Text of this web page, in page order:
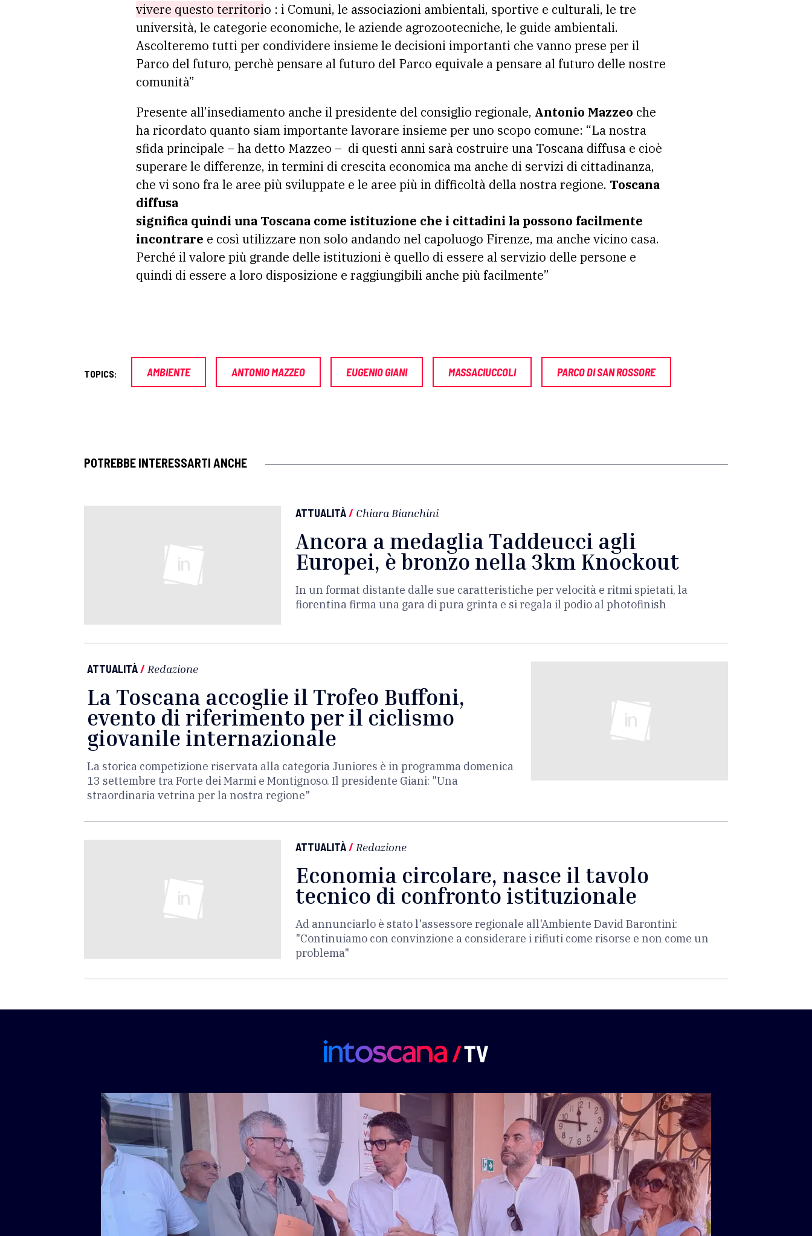
vivere questo territorio : i Comuni, le associazioni ambientali, sportive e culturali, le tre
università, le categorie economiche, le aziende agrozootecniche, le guide ambientali.
Ascolteremo tutti per condividere insieme le decisioni importanti che vanno prese per il
Parco del futuro, perchè pensare al futuro del Parco equivale a pensare al futuro delle nostre
comunità”
Presente all’insediamento anche il presidente del consiglio regionale, Antonio Mazzeo che
ha ricordato quanto siam importante lavorare insieme per uno scopo comune: “La nostra
sfida principale – ha detto Mazzeo – di questi anni sarà costruire una Toscana diffusa e cioè
superare le differenze, in termini di crescita economica ma anche di servizi di cittadinanza,
che vi sono fra le aree più sviluppate e le aree più in difficoltà della nostra regione. Toscana
diffusa
significa quindi una Toscana come istituzione che i cittadini la possono facilmente
incontrare e così utilizzare non solo andando nel capoluogo Firenze, ma anche vicino casa.
Perché il valore più grande delle istituzioni è quello di essere al servizio delle persone e
quindi di essere a loro disposizione e raggiungibili anche più facilmente”
TOPICS: AMBIENTE ANTONIO MAZZEO EUGENIO GIANI MASSACIUCCOLI PARCO DI SAN ROSSORE
POTREBBE INTERESSARTI ANCHE
ATTUALITÀ/ Chiara Bianchini
Ancora a medaglia Taddeucci agli
Europei, è bronzo nella 3km Knockout
In un format distante dalle sue caratteristiche per velocità e ritmi spietati, la
fiorentina firma una gara di pura grinta e si regala il podio al photofinish
ATTUALITÀ/ Redazione
La Toscana accoglie il Trofeo Buffoni,
evento di riferimento per il ciclismo
giovanile internazionale
La storica competizione riservata alla categoria Juniores è in programma domenica
13 settembre tra Forte dei Marmi e Montignoso. Il presidente Giani: "Una
straordinaria vetrina per la nostra regione"
ATTUALITÀ/ Redazione
Economia circolare, nasce il tavolo
tecnico di confronto istituzionale
Ad annunciarlo è stato l'assessore regionale all'Ambiente David Barontini:
"Continuiamo con convinzione a considerare i rifiuti come risorse e non come un
problema"